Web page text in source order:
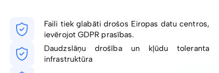
Faili tiek glabāti drošos Eiropas datu centros,
ievērojot GDPR prasības.
Daudzslāņu drošība un kļūdu toleranta
infrastruktūra